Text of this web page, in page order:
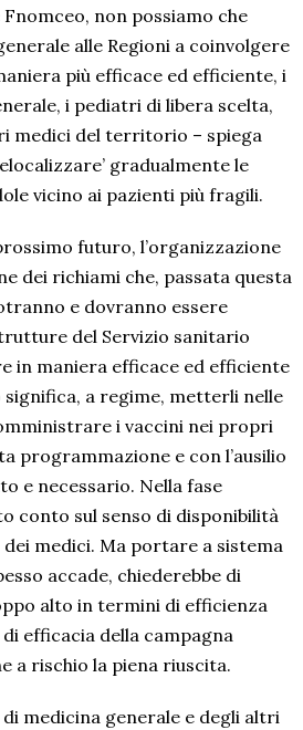
non possiamo che
alle Regioni a coinvolgere
più efficace ed efficiente, i
i pediatri di libera scelta,
medici del territorio – spiega
gradualmente le
vicino ai pazienti più fragili.
futuro, l’organizzazione
dei richiami che, passata questa
e dovranno essere
del Servizio sanitario
in maniera efficace ed efficiente
a regime, metterli nelle
i vaccini nei propri
programmazione e con l’ausilio
e necessario. Nella fase
conto sul senso di disponibilità
medici. Ma portare a sistema
accade, chiederebbe di
alto in termini di efficienza
efficacia della campagna
a rischio la piena riuscita.
di medicina generale e degli altri